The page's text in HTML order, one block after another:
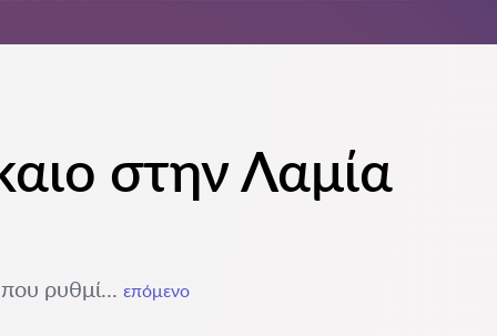
στην Λαμία
ρυθμί... επόμενο